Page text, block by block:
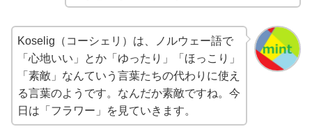
Koselig（コーシェリ）は、ノルウェー語で
「心地いい」とか「ゆったり」「ほっこり」
「素敵」なんていう言葉たちの代わりに使え
る言葉のようです。なんだか素敵ですね。今
日は「フラワー」を見ていきます。